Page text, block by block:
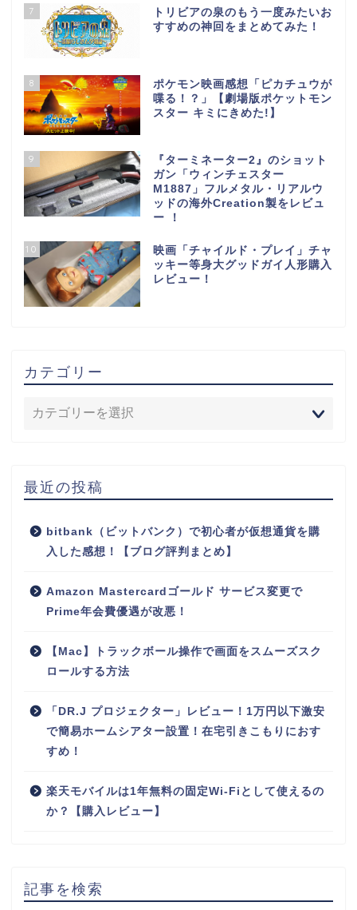
7
トリビアの泉のもう一度みたいお
すすめの神回をまとめてみた！
8
ポケモン映画感想「ピカチュウが
喋る！？」【劇場版ポケットモン
スター キミにきめた!】
9
『ターミネーター2』のショット
ガン「ウィンチェスター
M1887」フルメタル・リアルウ
ッドの海外Creation製をレビュ
ー ！
10
映画「チャイルド・プレイ」チャ
ッキー等身大グッドガイ人形購入
レビュー！
カテゴリー
最近の投稿
bitbank（ビットバンク）で初心者が仮想通貨を購
入した感想！【ブログ評判まとめ】
Amazon Mastercardゴールド サービス変更で
Prime年会費優遇が改悪！
【Mac】トラックボール操作で画面をスムーズスク
ロールする方法
「DR.J プロジェクター」レビュー！1万円以下激安
で簡易ホームシアター設置！在宅引きこもりにおす
すめ！
楽天モバイルは1年無料の固定Wi-Fiとして使えるの
か？【購入レビュー】
記事を検索